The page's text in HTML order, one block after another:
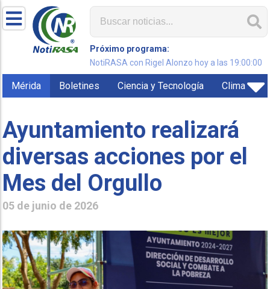
Próximo programa:
NotiRASA con Rigel Alonzo hoy a las 19:00:00
Mérida Boletines Ciencia y Tecnología Clima
Ayuntamiento realizará
diversas acciones por el
Mes del Orgullo
05 de junio de 2026